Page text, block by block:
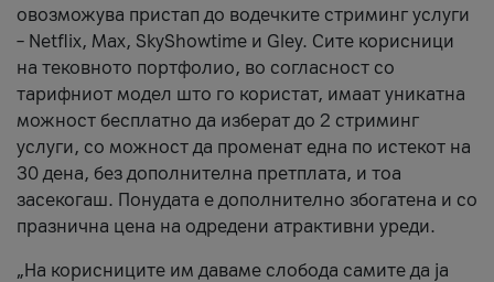
овозможува пристап до водечките стриминг услуги
– Netflix, Max, SkyShowtime и Gley. Сите корисници
на тековното портфолио, во согласност со
тарифниот модел што го користат, имаат уникатна
можност бесплатно да изберат до 2 стриминг
услуги, со можност да променат една по истекот на
30 дена, без дополнителна претплата, и тоа
засекогаш. Понудата е дополнително збогатена и со
празнична цена на одредени атрактивни уреди.
„На корисниците им даваме слобода самите да ја